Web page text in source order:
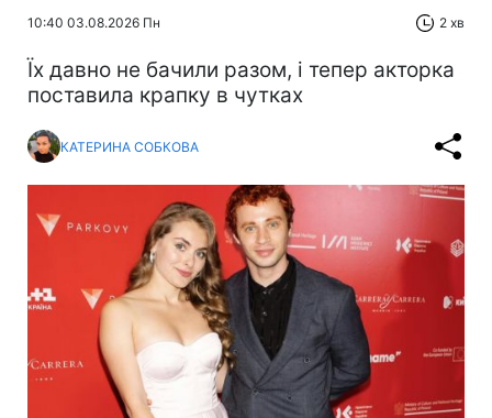
10:40 03.08.2026 Пн 2 хв
Їх давно не бачили разом, і тепер акторка
поставила крапку в чутках
КАТЕРИНА СОБКОВА